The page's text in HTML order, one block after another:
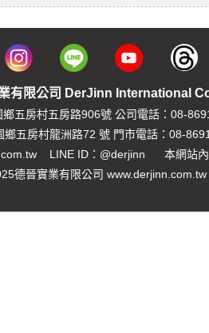
有限公司 DerJinn International
五房村五房路906號 公司電話：08-
鄉五房村龍洲路72 號 門市電話：08-
LINE ID：@derjinn 本網站內
德晉實業有限公司 www.derjinn.com.tw